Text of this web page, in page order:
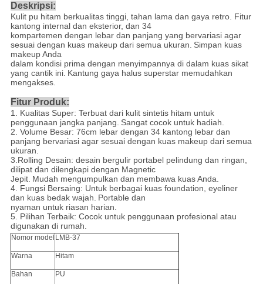
Deskripsi:
Kulit pu hitam berkualitas tinggi, tahan lama dan gaya retro. Fitur
kantong internal dan eksterior, dan 34
kompartemen dengan lebar dan panjang yang bervariasi agar
sesuai dengan kuas makeup dari semua ukuran. Simpan kuas
makeup Anda
dalam kondisi prima dengan menyimpannya di dalam kuas sikat
yang cantik ini. Kantung gaya halus superstar memudahkan
mengakses.
Fitur Produk:
1. Kualitas Super: Terbuat dari kulit sintetis hitam untuk
penggunaan jangka panjang. Sangat cocok untuk hadiah.
2. Volume Besar: 76cm lebar dengan 34 kantong lebar dan
panjang bervariasi agar sesuai dengan kuas makeup dari semua
ukuran.
3.Rolling Desain: desain bergulir portabel pelindung dan ringan,
dilipat dan dilengkapi dengan Magnetic
Jepit. Mudah mengumpulkan dan membawa kuas Anda.
4. Fungsi Bersaing: Untuk berbagai kuas foundation, eyeliner
dan kuas bedak wajah. Portable dan
nyaman untuk riasan harian.
5. Pilihan Terbaik: Cocok untuk penggunaan profesional atau
digunakan di rumah.
Nomor model LMB-37
Warna Hitam
Bahan PU